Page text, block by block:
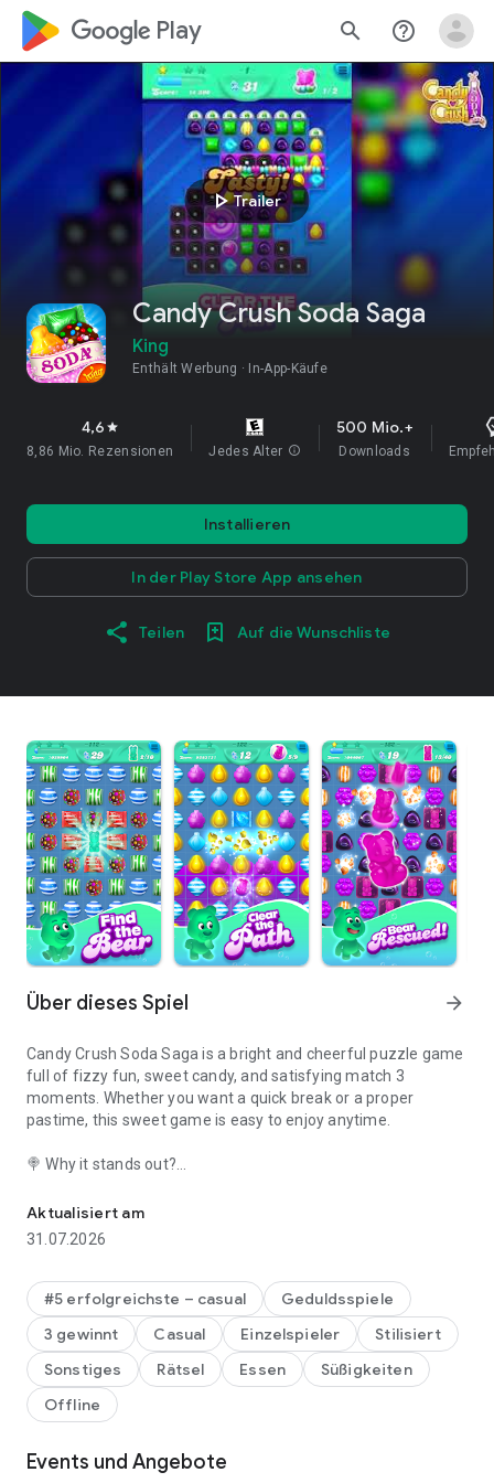
google_logo Play search help_outline
play_arrowTrailer
Candy Crush Soda Saga
King
Enthält Werbung In-App-Käufe
4,6 star
8,86 Mio. Rezensionen Jedes Alter info
500 Mio.+
Downloads
Installieren
In der Play Store App ansehen
Teilen Auf die Wunschliste
Über dieses Spiel arrow_forward
Candy Crush Soda Saga is a bright and cheerful puzzle game
full of fizzy fun, sweet candy, and satisfying match 3
moments. Whether you want a quick break or a proper
pastime, this sweet game is easy to enjoy anytime.
🍭 Why it stands out?
matching games with creative level goals, lively visuals, and
fun modes like Bubblegum Pop and Gummy Dragons. Each
💥 Match, blast, and keep the fun going!
Play through thousands of matching levels packed with
sweet surprises
Enjoy match 3 puzzles with playful twists and soda-filled
challenges
Use boosters to blast blockers and clear tricky boards
levels that change how you play.
Aktualisiert am
31.07.2026
#5 erfolgreichste – casual
Geduldsspiele
3 gewinnt
Casual Einzelspieler
Stilisiert
Sonstiges
Rätsel Essen
Süßigkeiten
Offline
Events und Angebote